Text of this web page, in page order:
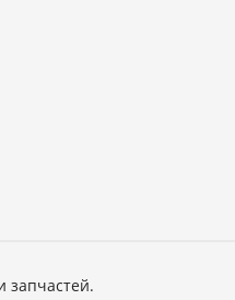
запчастей.